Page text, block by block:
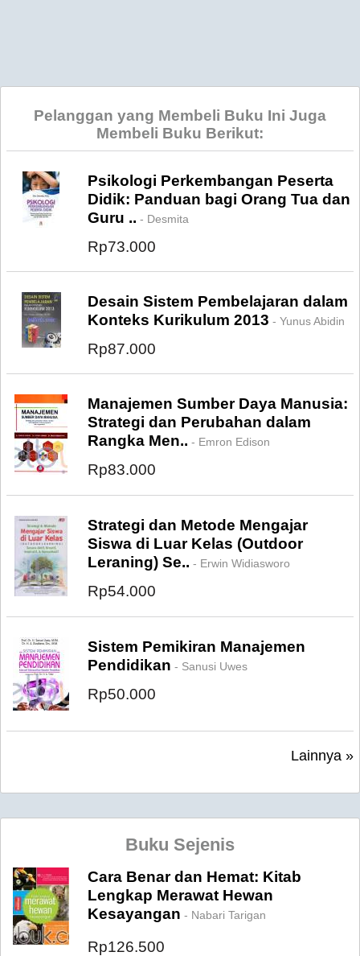
Pelanggan yang Membeli Buku Ini Juga
Membeli Buku Berikut:
Psikologi Perkembangan Peserta
Didik: Panduan bagi Orang Tua dan
Guru .. - Desmita
Rp73.000
Desain Sistem Pembelajaran dalam
Konteks Kurikulum 2013 - Yunus Abidin
Rp87.000
Manajemen Sumber Daya Manusia:
Strategi dan Perubahan dalam
Rangka Men.. - Emron Edison
Rp83.000
Strategi dan Metode Mengajar
Siswa di Luar Kelas (Outdoor
Leraning) Se.. - Erwin Widiasworo
Rp54.000
Sistem Pemikiran Manajemen
Pendidikan - Sanusi Uwes
Rp50.000
Lainnya »
Buku Sejenis
Cara Benar dan Hemat: Kitab
Lengkap Merawat Hewan
Kesayangan - Nabari Tarigan
Rp126.500